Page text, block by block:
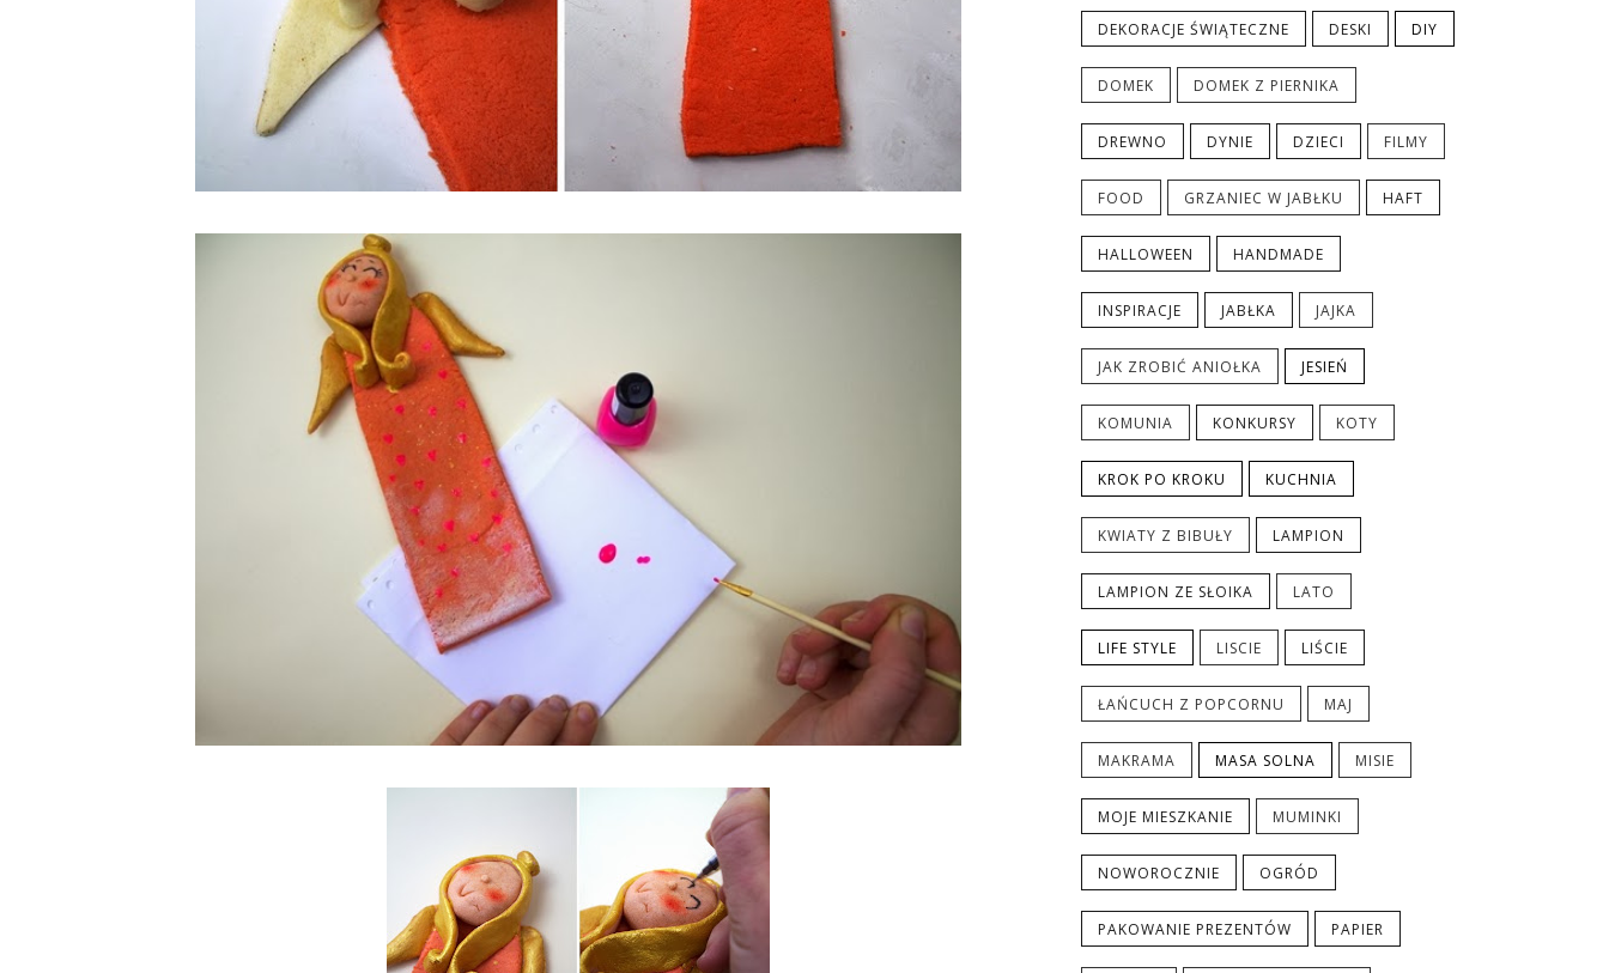
DEKORACJE ŚWIĄTECZNE DESKI DIY
DOMEK DOMEK Z PIERNIKA
DREWNO DYNIE DZIECI FILMY
FOOD GRZANIEC W JABŁKU HAFT
HALLOWEEN HANDMADE
INSPIRACJE JABŁKA JAJKA
JAK ZROBIĆ ANIOŁKA JESIEŃ
KOMUNIA KONKURSY KOTY
KROK PO KROKU KUCHNIA
KWIATY Z BIBUŁY LAMPION
LAMPION ZE SŁOIKA LATO
LIFE STYLE LISCIE LIŚCIE
ŁAŃCUCH Z POPCORNU MAJ
MAKRAMA MASA SOLNA MISIE
MOJE MIESZKANIE MUMINKI
NOWOROCZNIE OGRÓD
PAKOWANIE PREZENTÓW PAPIER